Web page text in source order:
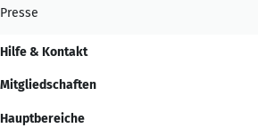
Presse
Hilfe & Kontakt
Mitgliedschaften
Hauptbereiche